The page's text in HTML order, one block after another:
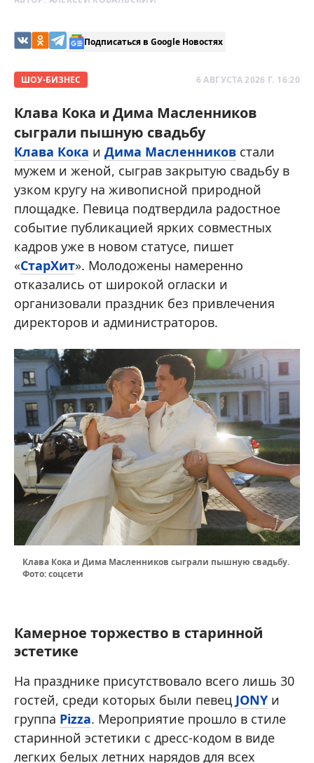
Подписаться в Google Новостях
ШОУ-БИЗНЕС 6 АВГУСТА 2026 Г. 16:20
Клава Кока и Дима Масленников
сыграли пышную свадьбу
Клава Кока и Дима Масленников стали
мужем и женой, сыграв закрытую свадьбу в
узком кругу на живописной природной
площадке. Певица подтвердила радостное
событие публикацией ярких совместных
кадров уже в новом статусе, пишет
«СтарХит». Молодожены намеренно
отказались от широкой огласки и
организовали праздник без привлечения
директоров и администраторов.
Клава Кока и Дима Масленников сыграли пышную свадьбу.
Фото: соцсети
Камерное торжество в старинной
эстетике
На празднике присутствовало всего лишь 30
гостей, среди которых были певец JONY и
группа Pizza. Мероприятие прошло в стиле
старинной эстетики с дресс-кодом в виде
легких белых летних нарядов для всех